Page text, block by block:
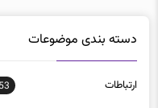
دسته بندی موضوعات
ارتباطات